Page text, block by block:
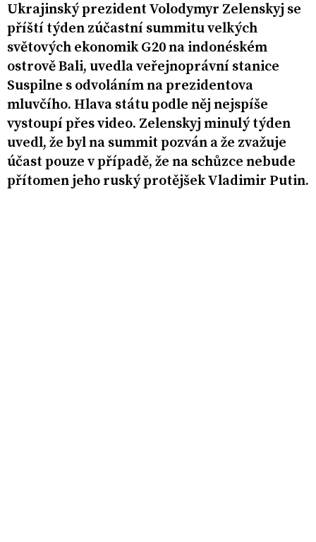
Ukrajinský prezident Volodymyr Zelenskyj se
příští týden zúčastní summitu velkých
světových ekonomik G20 na indonéském
ostrově Bali, uvedla veřejnoprávní stanice
Suspilne s odvoláním na prezidentova
mluvčího. Hlava státu podle něj nejspíše
vystoupí přes video. Zelenskyj minulý týden
uvedl, že byl na summit pozván a že zvažuje
účast pouze v případě, že na schůzce nebude
přítomen jeho ruský protějšek Vladimir Putin.